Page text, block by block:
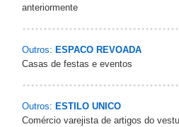
anteriormente
Outros: ESPACO REVOADA
Casas de festas e eventos
Outros: ESTILO UNICO
Comércio varejista de artigos do